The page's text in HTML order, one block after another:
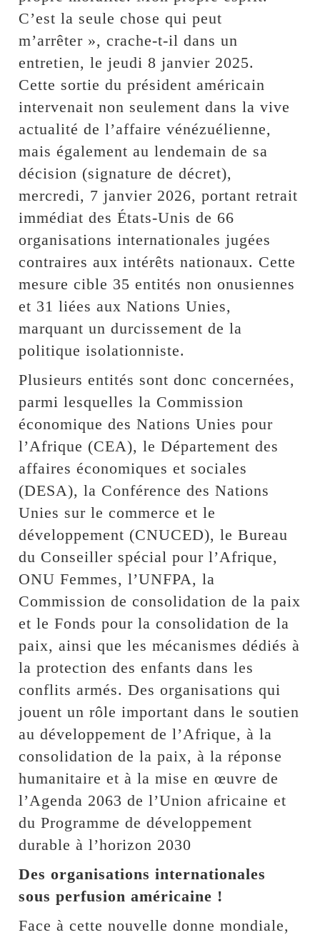
C’est la seule chose qui peut
m’arrêter », crache-t-il dans un
entretien, le jeudi 8 janvier 2025.
Cette sortie du président américain
intervenait non seulement dans la vive
actualité de l’affaire vénézuélienne,
mais également au lendemain de sa
décision (signature de décret),
mercredi, 7 janvier 2026, portant retrait
immédiat des États-Unis de 66
organisations internationales jugées
contraires aux intérêts nationaux. Cette
mesure cible 35 entités non onusiennes
et 31 liées aux Nations Unies,
marquant un durcissement de la
politique isolationniste.
Plusieurs entités sont donc concernées,
parmi lesquelles la Commission
économique des Nations Unies pour
l’Afrique (CEA), le Département des
affaires économiques et sociales
(DESA), la Conférence des Nations
Unies sur le commerce et le
développement (CNUCED), le Bureau
du Conseiller spécial pour l’Afrique,
ONU Femmes, l’UNFPA, la
Commission de consolidation de la paix
et le Fonds pour la consolidation de la
paix, ainsi que les mécanismes dédiés à
la protection des enfants dans les
conflits armés. Des organisations qui
jouent un rôle important dans le soutien
au développement de l’Afrique, à la
consolidation de la paix, à la réponse
humanitaire et à la mise en œuvre de
l’Agenda 2063 de l’Union africaine et
du Programme de développement
durable à l’horizon 2030
Des organisations internationales
sous perfusion américaine !
Face à cette nouvelle donne mondiale,